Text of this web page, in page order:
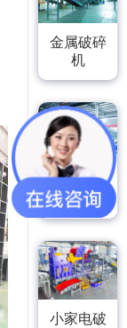
金属破碎
机
废铁破碎
机
小家电破